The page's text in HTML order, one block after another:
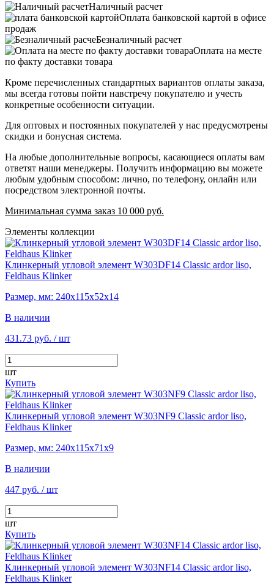
Наличный расчет
Оплата банковской картой в офисе
продаж
Безналичный расчет
Оплата на месте
по факту доставки товара
Кроме перечисленных стандартных вариантов оплаты заказа,
мы всегда готовы пойти навстречу покупателю и учесть
конкретные особенности ситуации.
Для оптовых и постоянных покупателей у нас предусмотрены
скидки и бонусная система.
На любые дополнительные вопросы, касающиеся оплаты вам
ответят наши менеджеры. Получить информацию вы можете
любым удобным способом: лично, по телефону, онлайн или
посредством электронной почты.
Минимальная сумма заказ 10 000 руб.
Элементы коллекции
Клинкерный угловой элемент W303DF14 Classic ardor liso,
Feldhaus Klinker
Размер, мм: 240х115х52х14
В наличии
431.73 руб. / шт
шт
Купить
Клинкерный угловой элемент W303NF9 Classic ardor liso,
Feldhaus Klinker
Размер, мм: 240х115х71х9
В наличии
447 руб. / шт
шт
Купить
Клинкерный угловой элемент W303NF14 Classic ardor liso,
Feldhaus Klinker